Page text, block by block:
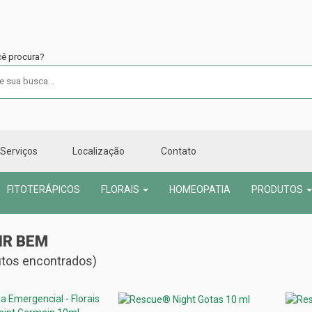
procura?
Serviços Localização Contato
FITOTERÁPICOS FLORAIS HOMEOPATIA PRODUTOS
BEM
encontrados)